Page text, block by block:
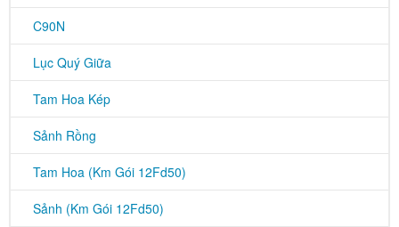
C90N
Lục Quý Giữa
Tam Hoa Kép
Sảnh Rồng
Tam Hoa (Km Gói 12Fd50)
Sảnh (Km Gói 12Fd50)